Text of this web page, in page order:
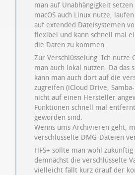
man auf Unabhängigkeit
macOS auch Linux nutze,
auf extended Dateisystemen
flexibel und kann schnell mal
die Daten zu kommen.
Zur Verschlüsselung: Ich nutze
man auch lokal nutzen. Da das
kann man auch dort auf die
zugreifen (iCloud Drive,
nicht auf einen Hersteller
Funktionen schnell mal
geworden sind.
Wenns ums Archivieren geht,
verschlüsselte DMG-Dateien
HFS+ sollte man wohl
demnächst die verschlüsselte
vielleicht fällt kurz drauf der